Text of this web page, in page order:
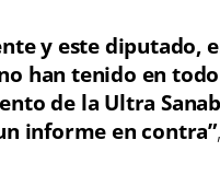
y este diputado,
han tenido en
de la Ultra
informe en contra”